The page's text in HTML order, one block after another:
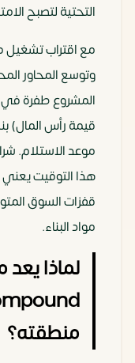
التحتية لتصبح
مع اقتراب
وتوسع المحاور
قيمة رأس المال)
هذا التوقيت يعني
قفزات السوق
مواد البناء.
منطقته؟